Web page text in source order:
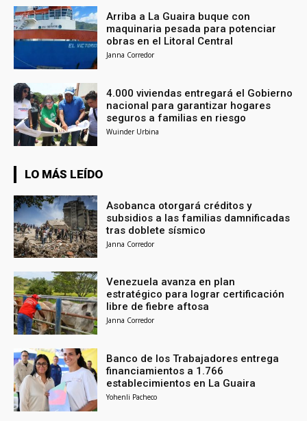
Arriba a La Guaira buque con
maquinaria pesada para potenciar
obras en el Litoral Central
Janna Corredor
4.000 viviendas entregará el Gobierno
nacional para garantizar hogares
seguros a familias en riesgo
Wuinder Urbina
LO MÁS LEÍDO
Asobanca otorgará créditos y
subsidios a las familias damnificadas
tras doblete sísmico
Janna Corredor
Venezuela avanza en plan
estratégico para lograr certificación
libre de fiebre aftosa
Janna Corredor
Banco de los Trabajadores entrega
financiamientos a 1.766
establecimientos en La Guaira
Yohenli Pacheco